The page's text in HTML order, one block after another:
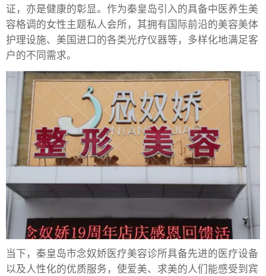
证，亦是健康的彰显。作为秦皇岛引入的具备中医养生美
容格调的女性主题私人会所，其拥有国际前沿的美容美体
护理设施、美国进口的各类光疗仪器等，多样化地满足客
户的不同需求。
当下，秦皇岛市念奴娇医疗美容诊所具备先进的医疗设备
以及人性化的优质服务，使爱美、求美的人们能感受到宾